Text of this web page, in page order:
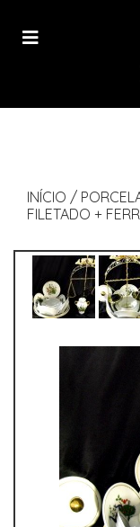
INÍCIO /
FILETADO +